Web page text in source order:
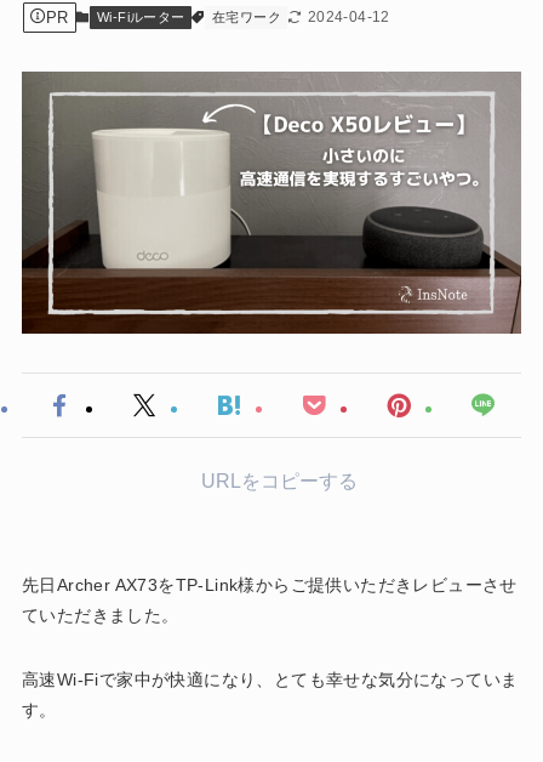
PR Wi-Fiルーター 在宅ワーク 2024-04-12
URLをコピーする
先日Archer AX73をTP-Link様からご提供いただきレビューさせ
ていただきました。
高速Wi-Fiで家中が快適になり、とても幸せな気分になっていま
す。